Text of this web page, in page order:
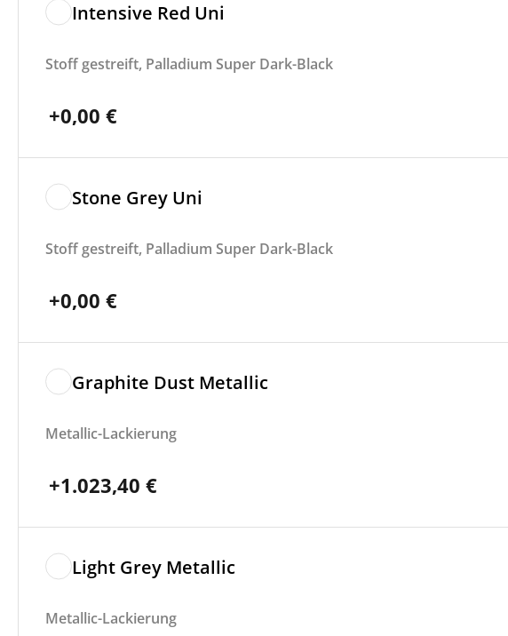
Intensive Red Uni
Stoff gestreift, Palladium Super Dark-Black
+0,00 €
Stone Grey Uni
Stoff gestreift, Palladium Super Dark-Black
+0,00 €
Graphite Dust Metallic
Metallic-Lackierung
+1.023,40 €
Light Grey Metallic
Metallic-Lackierung